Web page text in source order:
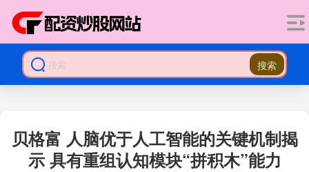
搜索
贝格富 人脑优于人工智能的关键机制揭
示 具有重组认知模块“拼积木”能力